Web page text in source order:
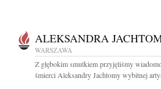
ALEKSANDRA
WARSZAWA
Z głębokim smutkiem przyjęliśmy
śmierci Aleksandry Jachtomy wybitnej